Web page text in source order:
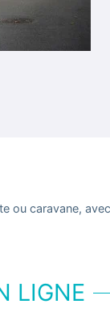
ou caravane,
LIGNE